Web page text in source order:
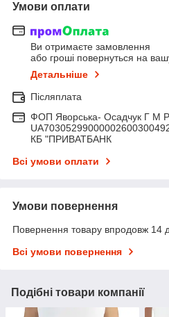
Умови оплати
Ви отримаєте замовлення
або гроші повернуться на
Детальніше
Післяплата
ФОП Яворська- Осадчук Г М
КБ "ПРИВАТБАНК
Всі умови оплати
Умови повернення
Повернення товару впродовж 14
Всі умови повернення
Подібні товари компанії